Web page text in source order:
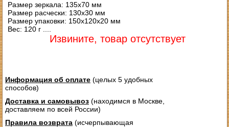
Размер зеркала: 135х70 мм
Размер расчески: 130х30 мм
Размер упаковки: 150х120х20 мм
Вес: 120 г ....
Извините, товар отсутствует
Информация об оплате(целых 5 удобных
способов)
Доставка и самовывоз(находимся в Москве,
доставляем по всей России)
Правила возврата(исчерпывающая